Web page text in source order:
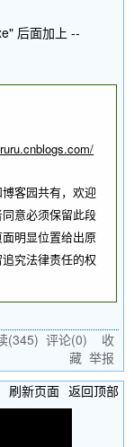
后面加上 --
客园共有，欢迎
意必须保留此段
明显位置给出原
究法律责任的权
(345) 评论(0) 收
藏 举报
刷新页面 返回顶部